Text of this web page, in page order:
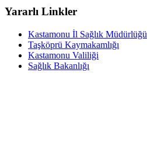
Yararlı Linkler
Kastamonu İl Sağlık Müdürlüğü
Taşköprü Kaymakamlığı
Kastamonu Valiliği
Sağlık Bakanlığı